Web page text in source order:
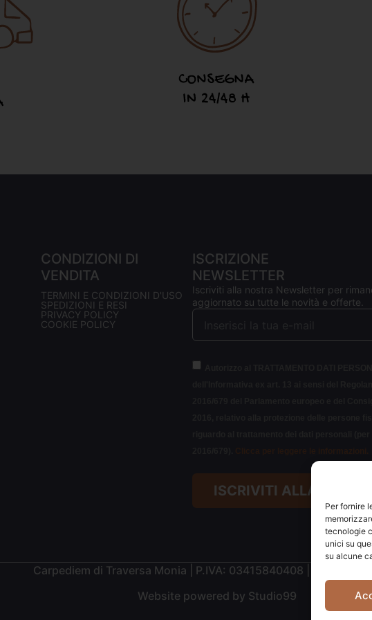
Per fornire
tecnologie
unici su
su alcune
CONDIZIONI DI
VENDITA
TERMINI E CONDIZIONI D'USO
SPEDIZIONI E RESI
PRIVACY POLICY
COOKIE POLICY
ISCRIZIONE
NEWSLETTER
Iscriviti alla nostra Newsletter per
aggiornato su tutte le novità e offerte.
ISCRIVITI ALLA
Carpediem di Traversa Monia | P.IVA: 03415840408 | REA: RN-
Website powered by Studio99